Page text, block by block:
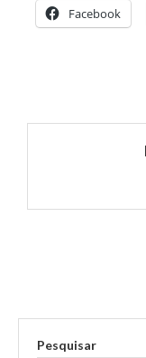
Facebook
Pesquisar